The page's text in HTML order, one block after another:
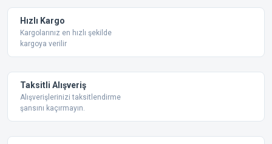
Bu ürüne benzer farklı alternatifler olmalı.
Hızlı Kargo
Kargolarınız en hızlı şekilde
kargoya verilir
Taksitli Alışveriş
Alışverişlerinizi taksitlendirme
şansını kaçırmayın.